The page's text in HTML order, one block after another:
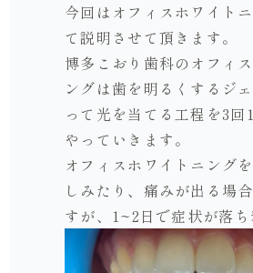
今回はオフィスホワイト
て説明させて頂きます。
博多こおり歯科のオフィ
ングは歯を明るくするジ
って光を当てる工程を3回
やっていきます。
オフィスホワイトニング
しみたり、痛みが出る場
すが、1~2日で症状が落ち